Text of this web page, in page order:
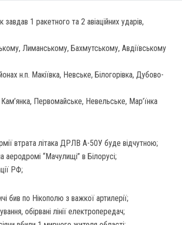
1 ракетного та 2 авіаційних ударів,
Лиманському, Бахмутському, Авдіївському
н.п. Макіївка, Невське, Білогорівка, Дубово-
Первомайське, Невельське, Мар’їнка
втрата літака ДРЛВ А-50У буде відчутною;
аеродромі “Мачулищі” в Білорусі;
РФ;
бив по Нiкополю з важкої артилерії;
обірвані лінії електропередач;